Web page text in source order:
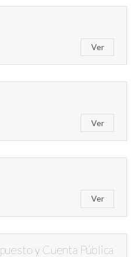
Ver
Ver
Ver
y Cuenta Pública